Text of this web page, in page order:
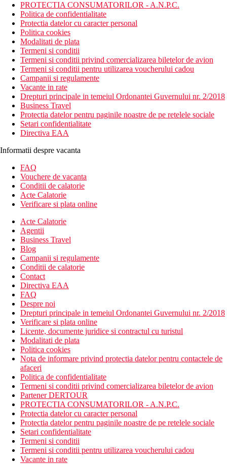
PROTECTIA CONSUMATORILOR - A.N.P.C.
Politica de confidentialitate
Protectia datelor cu caracter personal
Politica cookies
Modalitati de plata
Termeni si conditii
Termeni si conditii privind comercializarea biletelor de avion
Termeni si conditii pentru utilizarea voucherului cadou
Campanii si regulamente
Vacante in rate
Drepturi principale in temeiul Ordonantei Guvernului nr. 2/2018
Business Travel
Protectia datelor pentru paginile noastre de pe retelele sociale
Setari confidentialitate
Directiva EAA
Informatii despre vacanta
FAQ
Vouchere de vacanta
Conditii de calatorie
Acte Calatorie
Verificare si plata online
Acte Calatorie
Agentii
Business Travel
Blog
Campanii si regulamente
Conditii de calatorie
Contact
Directiva EAA
FAQ
Despre noi
Drepturi principale in temeiul Ordonantei Guvernului nr. 2/2018
Verificare si plata online
Licente, documente juridice si contractul cu turistul
Modalitati de plata
Politica cookies
Nota de informare privind protectia datelor pentru contactele de
afaceri
Politica de confidentialitate
Termeni si conditii privind comercializarea biletelor de avion
Partener DERTOUR
PROTECTIA CONSUMATORILOR - A.N.P.C.
Protectia datelor cu caracter personal
Protectia datelor pentru paginile noastre de pe retelele sociale
Setari confidentialitate
Termeni si conditii
Termeni si conditii pentru utilizarea voucherului cadou
Vacante in rate